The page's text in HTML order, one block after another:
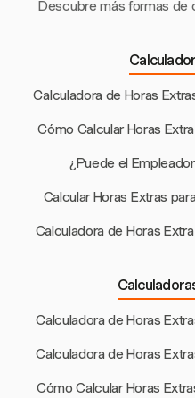
Descubre más formas de
Calculadora de Horas
Cómo Calcular Horas
¿Puede el
Calcular Horas Extras
Calculadora de Horas
Calculadora de Horas
Calculadora de Horas
Cómo Calcular Horas